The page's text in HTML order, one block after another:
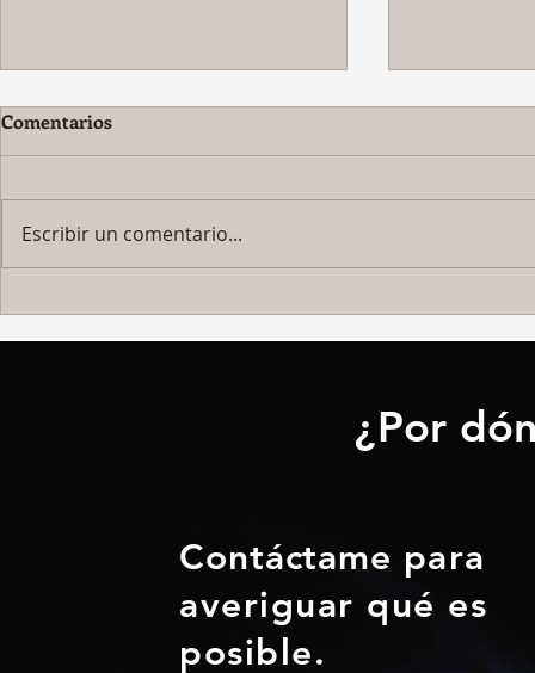
Autopercepción nerviosa.
Una forma de percepción
Comentarios
Escribir un comentario...
Contáctame para
averiguar qué es
posible.
¿Por